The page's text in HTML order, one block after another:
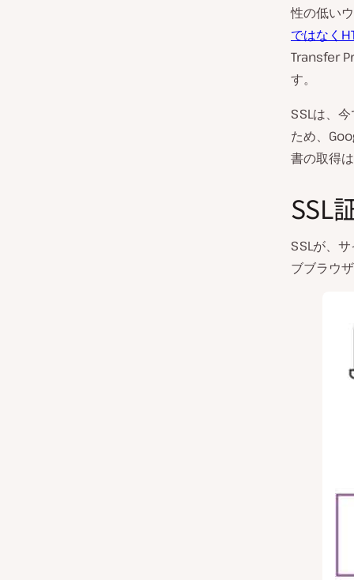
性の低い
ではなく
Transfer
す。
SSLは、
ため、
書の取得
SSL
SSLが、
ブブラウ